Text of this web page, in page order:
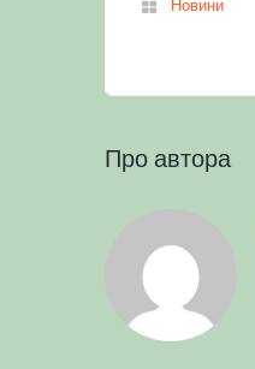
Новини
Про автора